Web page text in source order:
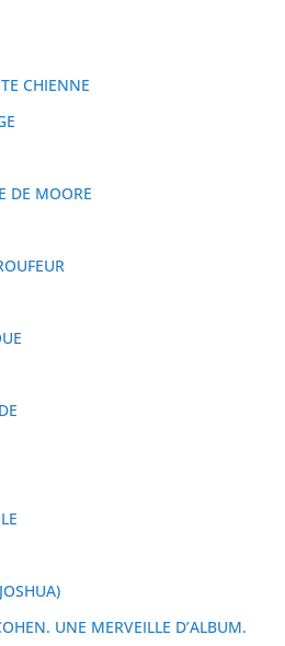
CHIENNE
DE MOORE
UNE MERVEILLE D’ALBUM.